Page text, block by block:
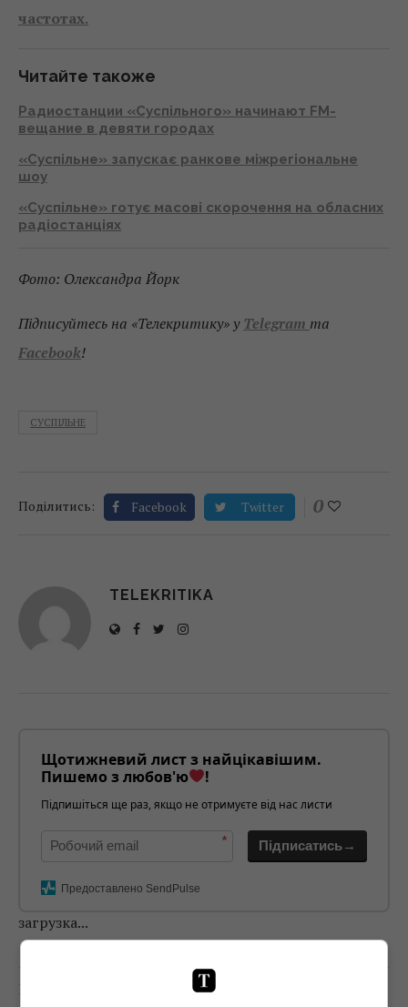
частотах.
Читайте такоже
Радиостанции «Суспільного» начинают FM-
вещание в девяти городах
«Суспільне» запускає ранкове міжрегіональне
шоу
«Суспільне» готує масові скорочення на обласних
радіостанціях
Фото: Олександра Йорк
Підписуйтесь на «Телекритику» у Telegram та
Facebook!
СУСПІЛЬНЕ
Поділитись: Facebook Twitter 0
TELEKRITIKA
Щотижневий лист з найцікавішим.
Пишемо з любов'ю
!
Підпишіться ще раз, якщо не отримуєте від нас листи
* Підписатись→
Предоставлено SendPulse
загрузка...
Попередня стаття